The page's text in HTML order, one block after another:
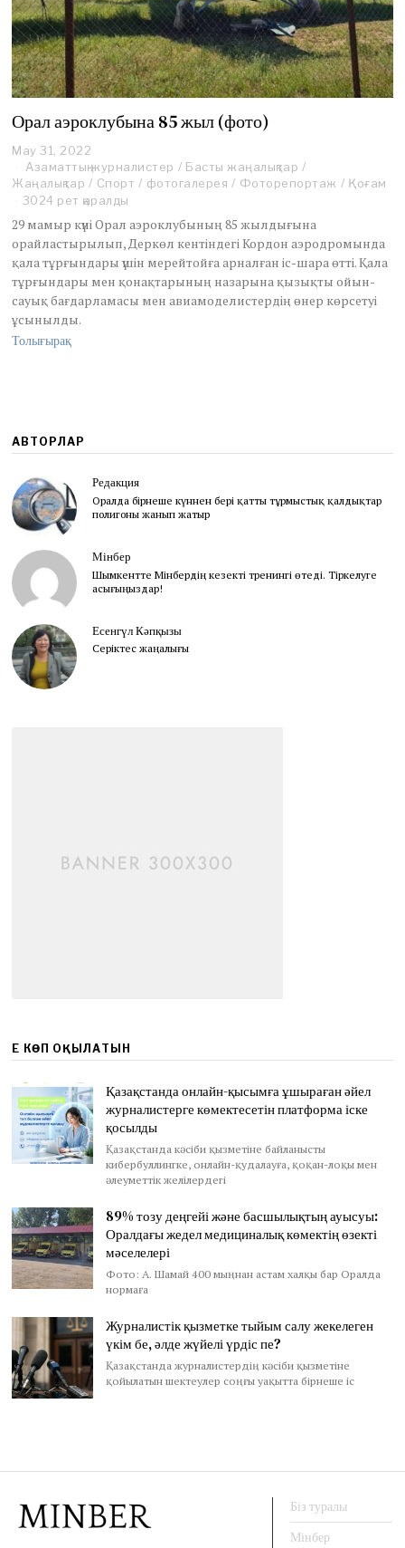
Орал аэроклубына 85 жыл (фото)
May 31, 2022
a
y
3
,
2
0
2
2
Азаматтық журналистер / Басты жаңалықтар /
Жаңалықтар / Спорт / фотогалерея / Фоторепортаж / Қоғам
3024 рет қаралды
29 мамыр күні Орал аэроклубының 85 жылдығына
орайластырылып, Деркөл кентіндегі Кордон аэродромында
қала тұрғындары үшін мерейтойға арналған іс-шара өтті. Қала
тұрғындары мен қонақтарының назарына қызықты ойын-
сауық бағдарламасы мен авиамоделистердің өнер көрсетуі
ұсынылды.
Толығырақ
АВТОРЛАР
Редакция
Оралда бірнеше күннен бері қатты тұрмыстық қалдықтар
полигоны жанып жатыр
Мінбер
Шымкентте Мінбердің кезекті тренингі өтеді. Тіркелуге
асығыңыздар!
Есенгүл Кәпқызы
Серіктес жаңалығы
ЕҢ КӨП ОҚЫЛАТЫН
Қазақстанда онлайн-қысымға ұшыраған әйел
журналистерге көмектесетін платформа іске
қосылды
Қазақстанда кәсіби қызметіне байланысты
кибербуллингке, онлайн-қудалауға, қоқан-лоқы мен
әлеуметтік желілердегі
89% тозу деңгейі және басшылықтың ауысуы:
Оралдағы жедел медициналық көмектің өзекті
мәселелері
Фото: А. Шамай 400 мыңнан астам халқы бар Оралда
нормаға
Журналистік қызметке тыйым салу жекелеген
үкім бе, әлде жүйелі үрдіс пе?
Қазақстанда журналистердің кәсіби қызметіне
қойылатын шектеулер соңғы уақытта бірнеше іс
Біз туралы
Мінбер